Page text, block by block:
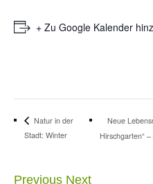
+ Zu Google Kalender
Natur in der
Stadt: Winter
Neue
Hirschgarten“
Previous Next